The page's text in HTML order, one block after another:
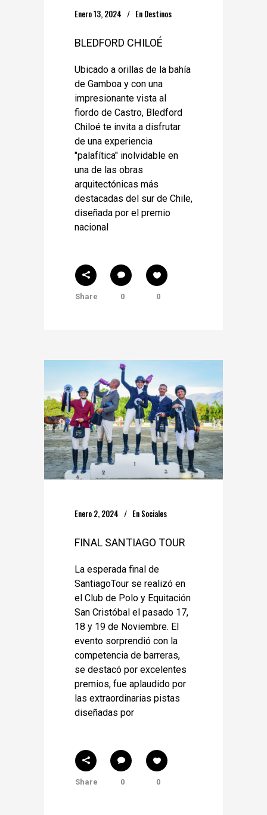
Enero 13, 2024 En Destinos
BLEDFORD CHILOÉ
Ubicado a orillas de la bahía
de Gamboa y con una
impresionante vista al
fiordo de Castro, Bledford
Chiloé te invita a disfrutar
de una experiencia
"palafítica" inolvidable en
una de las obras
arquitectónicas más
destacadas del sur de Chile,
diseñada por el premio
nacional
Share 0 0
Enero 2, 2024 En Sociales
FINAL SANTIAGO TOUR
La esperada final de
SantiagoTour se realizó en
el Club de Polo y Equitación
San Cristóbal el pasado 17,
18 y 19 de Noviembre. El
evento sorprendió con la
competencia de barreras,
se destacó por excelentes
premios, fue aplaudido por
las extraordinarias pistas
diseñadas por
Share 0 0